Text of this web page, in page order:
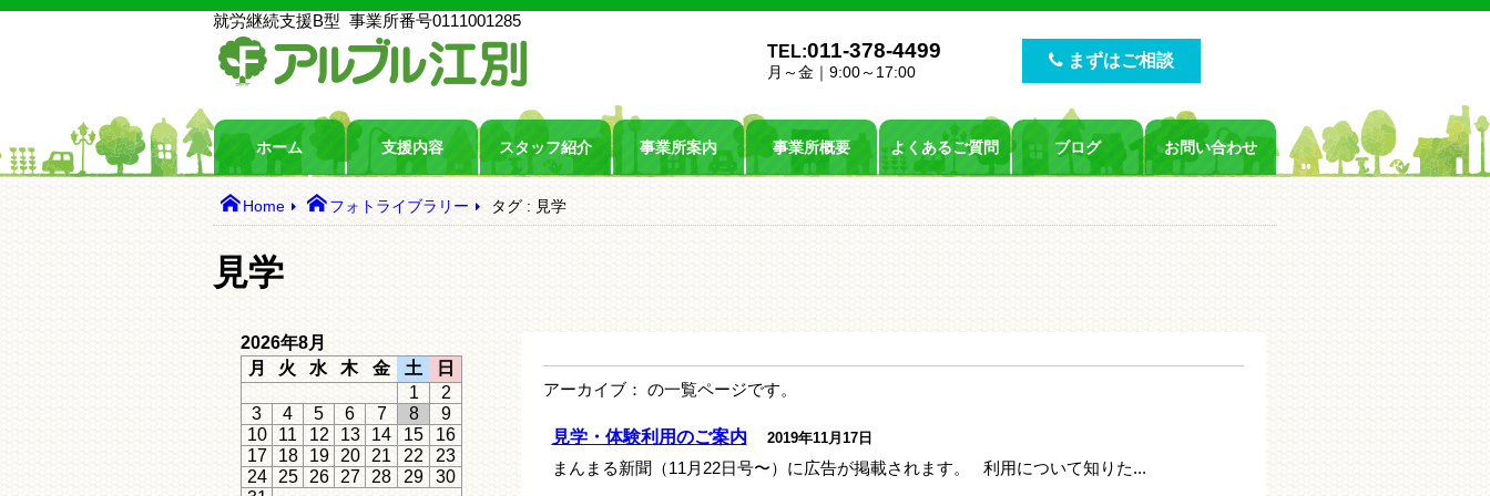
就労継続支援B型 事業所番号0111001285
TEL:011-378-4499
月～金｜9:00～17:00
まずはご相談
ホーム 支援内容 スタッフ紹介 事業所案内 事業所概要 よくあるご質問 ブログ お問い合わせ
Home フォトライブラリー タグ : 見学
見学
アーカイブ： の一覧ページです。
見学・体験利用のご案内 2019年11月17日
まんまる新聞（11月22日号〜）に広告が掲載されます。 利用について知りた...
2026年8月
月
火 水 木 金 土
日
1
2
3
4 5 6 7 8
9
10
11 12 13 14 15
16
17
18 19 20 21 22
23
24
25 26 27 28 29
30